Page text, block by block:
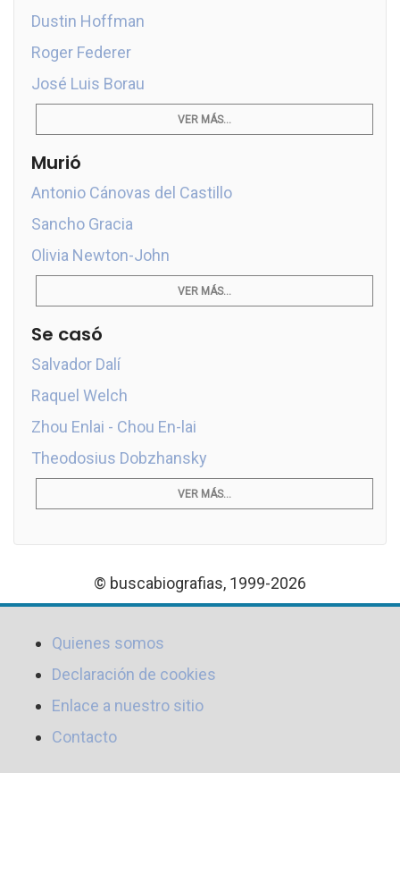
Dustin Hoffman
Roger Federer
José Luis Borau
VER MÁS...
Murió
Antonio Cánovas del Castillo
Sancho Gracia
Olivia Newton-John
VER MÁS...
Se casó
Salvador Dalí
Raquel Welch
Zhou Enlai - Chou En-lai
Theodosius Dobzhansky
VER MÁS...
© buscabiografias, 1999-2026
Quienes somos
Declaración de cookies
Enlace a nuestro sitio
Contacto